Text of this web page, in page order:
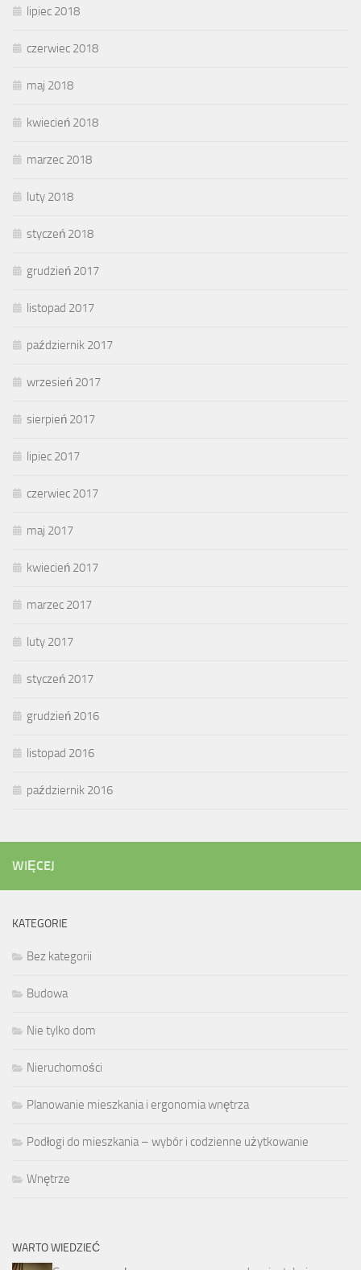
lipiec 2018
czerwiec 2018
maj 2018
kwiecień 2018
marzec 2018
luty 2018
styczeń 2018
grudzień 2017
listopad 2017
październik 2017
wrzesień 2017
sierpień 2017
lipiec 2017
czerwiec 2017
maj 2017
kwiecień 2017
marzec 2017
luty 2017
styczeń 2017
grudzień 2016
listopad 2016
październik 2016
WIĘCEJ
KATEGORIE
Bez kategorii
Budowa
Nie tylko dom
Nieruchomości
Planowanie mieszkania i ergonomia wnętrza
Podłogi do mieszkania – wybór i codzienne użytkowanie
Wnętrze
WARTO WIEDZIEĆ